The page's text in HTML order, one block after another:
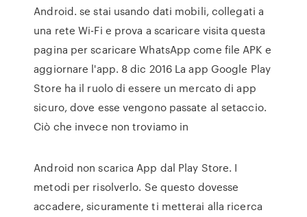
Android. se stai usando dati mobili, collegati a
una rete Wi-Fi e prova a scaricare visita questa
pagina per scaricare WhatsApp come file APK e
aggiornare l'app. 8 dic 2016 La app Google Play
Store ha il ruolo di essere un mercato di app
sicuro, dove esse vengono passate al setaccio.
Ciò che invece non troviamo in
Android non scarica App dal Play Store. I
metodi per risolverlo. Se questo dovesse
accadere, sicuramente ti metterai alla ricerca